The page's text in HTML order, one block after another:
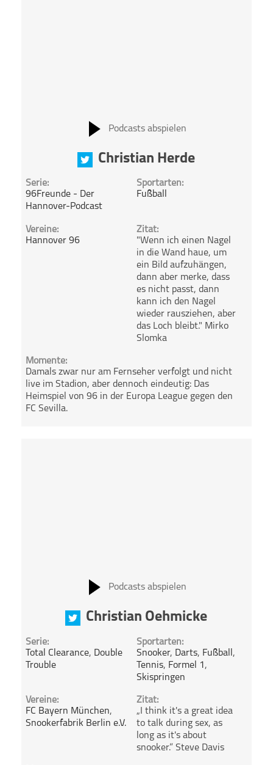
Podcasts abspielen
Christian Herde
Serie:
96Freunde - Der
Hannover-Podcast
Sportarten:
Fußball
Vereine:
Hannover 96
Zitat:
"Wenn ich einen Nagel
in die Wand haue, um
ein Bild aufzuhängen,
dann aber merke, dass
es nicht passt, dann
kann ich den Nagel
wieder rausziehen, aber
das Loch bleibt." Mirko
Slomka
Momente:
Damals zwar nur am Fernseher verfolgt und nicht
live im Stadion, aber dennoch eindeutig: Das
Heimspiel von 96 in der Europa League gegen den
FC Sevilla.
Podcasts abspielen
Christian Oehmicke
Serie:
Total Clearance, Double
Trouble
Sportarten:
Snooker, Darts, Fußball ,
Tennis, Formel 1 ,
Skispringen
Vereine:
FC Bayern München,
Snookerfabrik Berlin e.V.
Zitat:
„I think it's a great idea
to talk during sex, as
long as it's about
snooker.” Steve Davis